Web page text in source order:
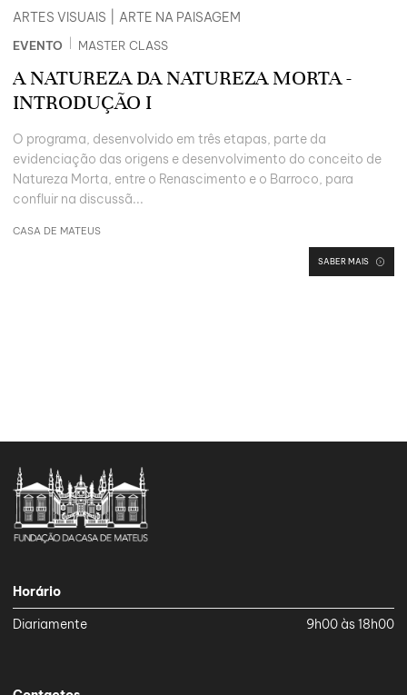
EVENTO MASTER CLASS
A NATUREZA DA NATUREZA MORTA -
INTRODUÇÃO I
O programa, desenvolvido em três etapas, parte da
evidenciação das origens e desenvolvimento do conceito de
Natureza Morta, entre o Renascimento e o Barroco, para
confluir na discussã...
CASA DE MATEUS
SABER MAIS
ARTES VISUAIS ARTE NA PAISAGEM
Horário
Diariamente
9h00 às 18h00